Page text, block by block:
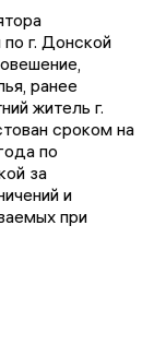
г. Донской
ранее
житель г.
сроком на
по
за
и
при